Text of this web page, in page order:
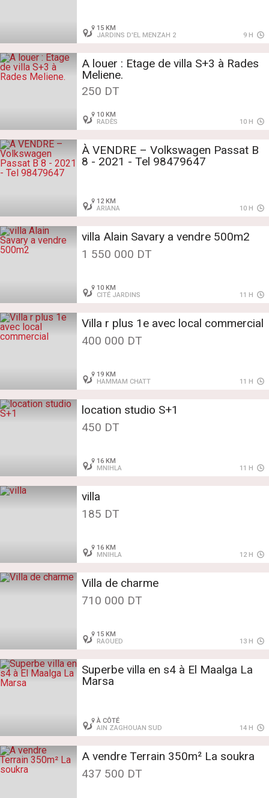
15 KM
JARDINS D'EL MENZAH 2
9 H
A louer : Etage de villa S+3 à Rades
Meliene.
250 DT
10 KM
RADÈS
10 H
À VENDRE – Volkswagen Passat B
8 - 2021 - Tel 98479647
12 KM
ARIANA
10 H
villa Alain Savary a vendre 500m2
1 550 000 DT
10 KM
CITÉ JARDINS
11 H
Villa r plus 1e avec local commercial
400 000 DT
19 KM
HAMMAM CHATT
11 H
location studio S+1
450 DT
16 KM
MNIHLA
11 H
villa
185 DT
16 KM
MNIHLA
12 H
Villa de charme
710 000 DT
15 KM
RAOUED
13 H
Superbe villa en s4 à El Maalga La
Marsa
À CÔTÉ
AIN ZAGHOUAN SUD
14 H
A vendre Terrain 350m² La soukra
437 500 DT